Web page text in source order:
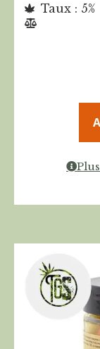
Taux : 5%